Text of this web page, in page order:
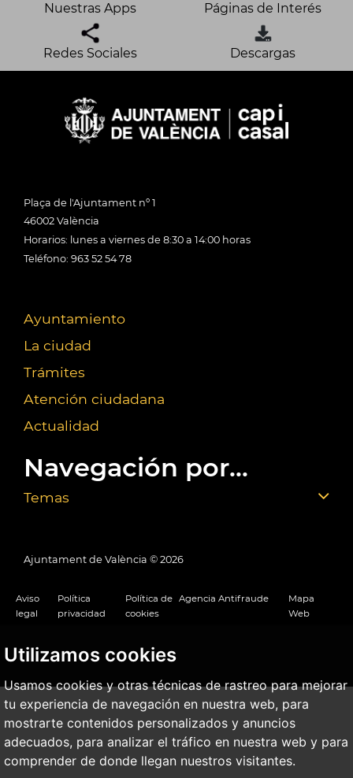
Utilizamos cookies
Usamos cookies y otras técnicas de rastreo para mejorar
tu experiencia de navegación en nuestra web, para
mostrarte contenidos personalizados y anuncios
adecuados, para analizar el tráfico en nuestra web y para
comprender de donde llegan nuestros visitantes.
Nuestras Apps Páginas de Interés
Redes Sociales Descargas
Plaça de l'Ajuntament nº 1
46002 València
Horarios: lunes a viernes de 8:30 a 14:00 horas
Teléfono: 963 52 54 78
Ayuntamiento
La ciudad
Trámites
Atención ciudadana
Actualidad
Navegación por...
Temas
Ajuntament de València © 2026
Aviso
legal
Política
privacidad
Política de
cookies
Agencia Antifraude
Mapa
Web